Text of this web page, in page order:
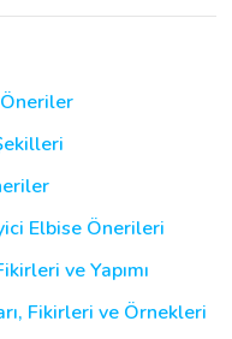
Elbise Önerileri
ve Yapımı
Fikirleri ve Örnekleri